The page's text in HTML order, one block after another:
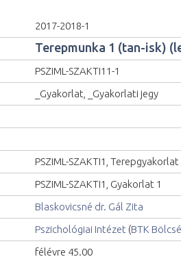
2017-2018-1
Terepmunka 1 (tan-isk)
PSZIML-SZAKTI11-1
_Gyakorlat, _Gyakorlati jegy
PSZIML-SZAKTI1, Terepgyakorlat
PSZIML-SZAKTI1, Gyakorlat 1
Blaskovicsné dr. Gál Zita
Pszichológiai Intézet (BTK
félévre 45.00